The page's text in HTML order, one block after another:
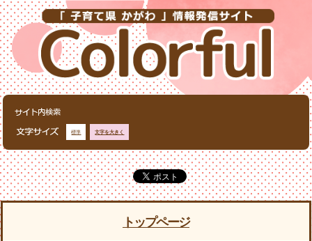
標準 文字を大きく
トップページ